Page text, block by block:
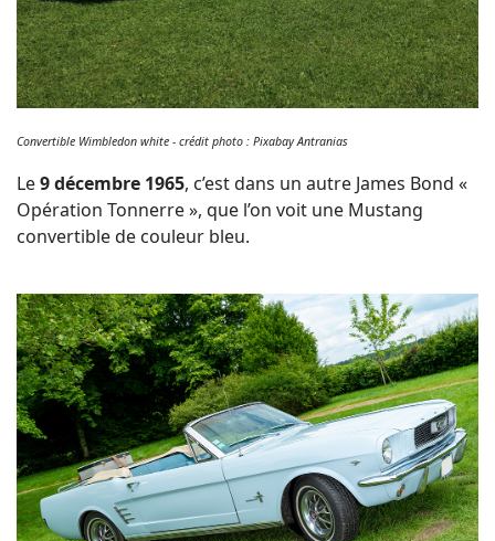
Convertible Wimbledon white - crédit photo : Pixabay Antranias
Le9 décembre 1965, c’est dans un autre James Bond «
Opération Tonnerre », que l’on voit une Mustang
convertible de couleur bleu.